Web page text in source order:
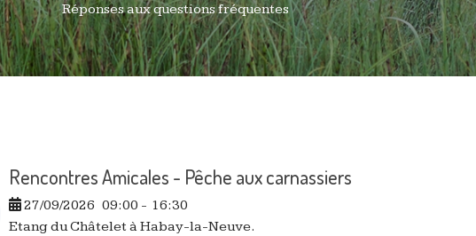
Réponses aux questions fréquentes
Rencontres Amicales - Pêche aux carnassiers
27/09/2026 09:00 - 16:30
Etang du Châtelet à Habay-la-Neuve.